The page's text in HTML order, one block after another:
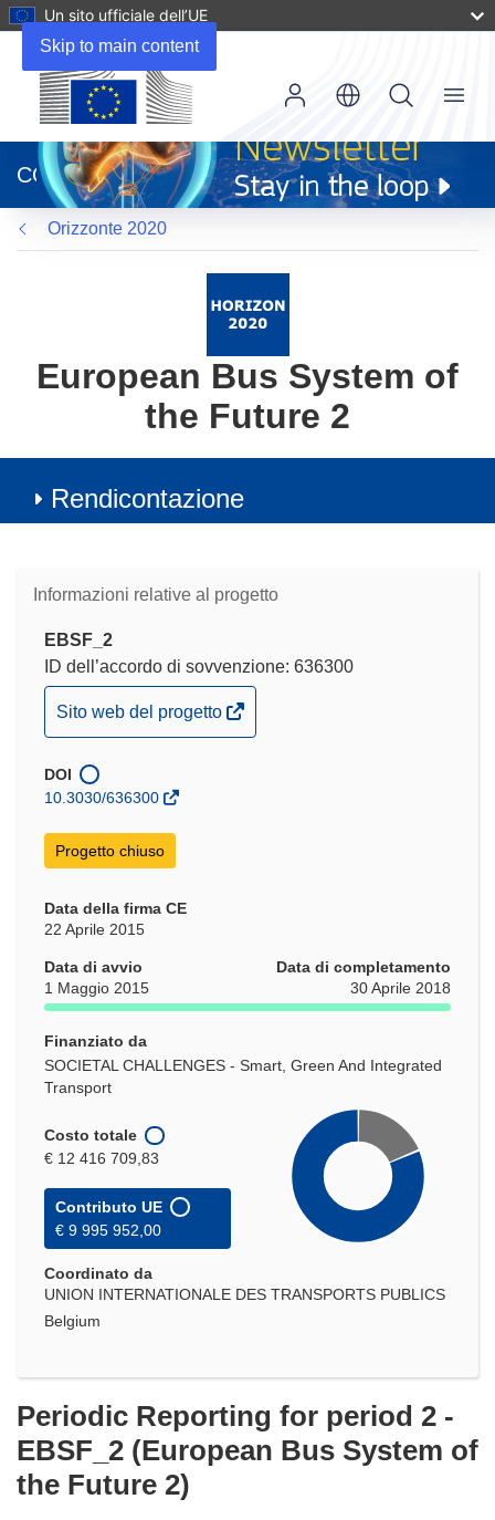
Skip to main content
Un sito ufficiale dell’UE
apre
in
una
nuova
finestra)
CORDIS
Menu
Orizzonte 2020
European Bus System of
the Future 2
Rendicontazione
Informazioni relative al progetto
EBSF_2
ID dell’accordo di sovvenzione: 636300
(si
apre
una
finestra)
Sito web del progetto
DOI
10.3030/636300
Progetto chiuso
Data della firma CE
22 Aprile 2015
Data di avvio
1 Maggio 2015
Data di completamento
30 Aprile 2018
Finanziato da
SOCIETAL CHALLENGES - Smart, Green And Integrated
Transport
Costo totale
€ 12 416 709,83
Contributo UE
€ 9 995 952,00
Coordinato da
UNION INTERNATIONALE DES TRANSPORTS PUBLICS
Belgium
Periodic Reporting for period 2 -
EBSF_2 (European Bus System of
the Future 2)